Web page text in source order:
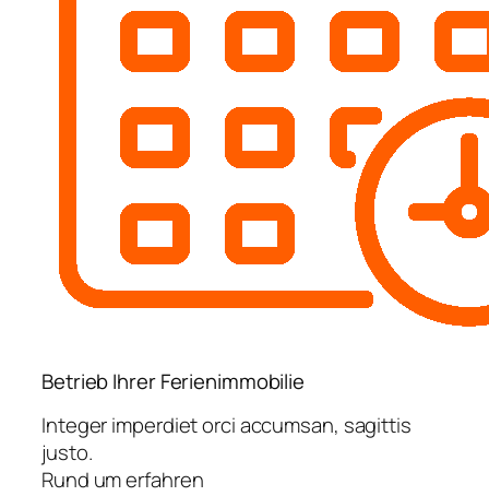
Betrieb Ihrer Ferienimmobilie
Integer imperdiet orci accumsan, sagittis
justo.
Rund um erfahren